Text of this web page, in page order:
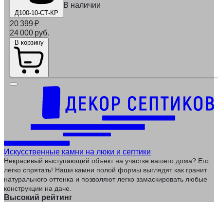
Д100-10-СТ-КР
В наличии
20 399 ₽
24 000 руб.
Искусственные камни на люки и септики
Некрасивый выступающий объект на участке вашего дома? Его
легко спрятать! Наши камни полой формы выглядят как гранит
натурального оттенка и позволяют легко замаскировать любые
конструкции на даче.
Высокий рейтинг